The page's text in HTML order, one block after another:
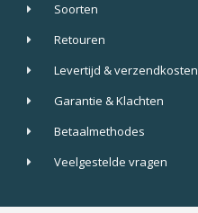
Soorten
Retouren
Levertijd & verzendkosten
Garantie & Klachten
Betaalmethodes
Veelgestelde vragen